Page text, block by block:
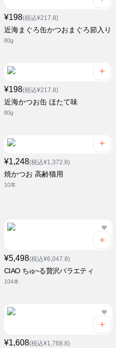
¥198(税込¥217.8)
近海まぐろ缶かつおまぐろ節入り
80g
¥198(税込¥217.8)
近海かつお缶 ほたて味
80g
¥1,248(税込¥1,372.8)
焼かつお 高齢猫用
10本
¥5,498(税込¥6,047.8)
CIAO ちゅ~る贅沢バラエティ
104本
¥1,608(税込¥1,768.8)